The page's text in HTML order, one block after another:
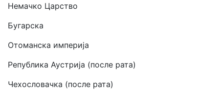
Немачко Царство
Бугарска
Отоманска империја
Република Аустрија (после рата)
Чехословачка (после рата)